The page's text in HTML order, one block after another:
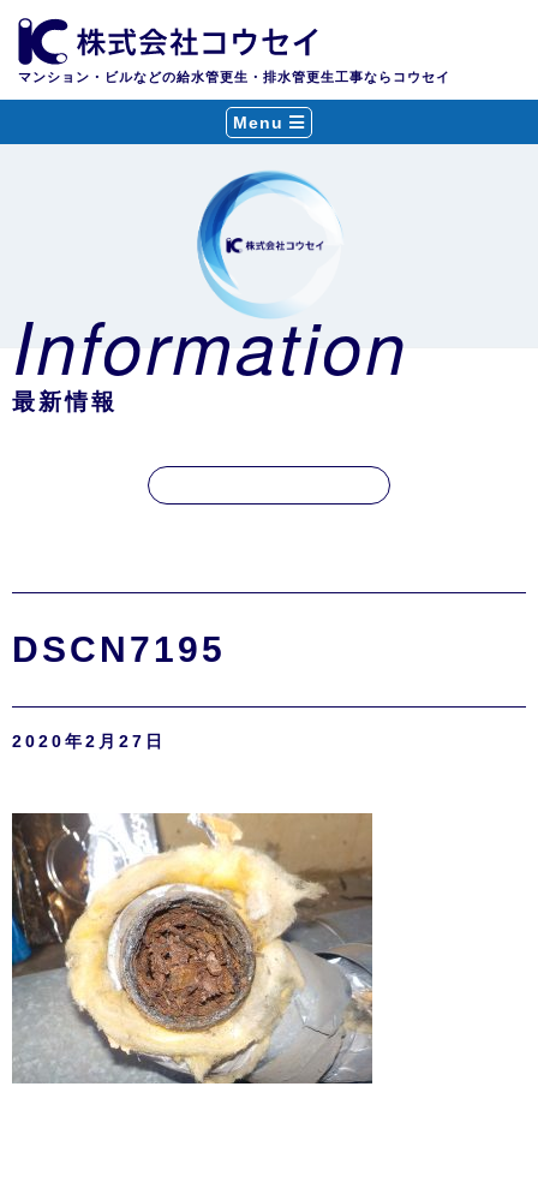
マンション・ビルなどの給水管更生・排水管更生工事ならコウセイ
Menu
Information
最新情報
DSCN7195
2020年2月27日